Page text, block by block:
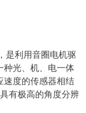
是利用音圈电机驱
种光、机、电一体
速度的传感器相结
有极高的角度分辨